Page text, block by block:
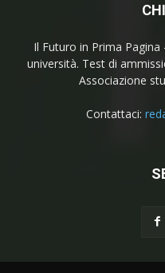
Il Futuro in Prima
università. Test di
Associazione
Contattaci: